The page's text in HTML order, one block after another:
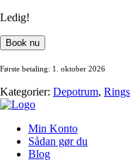
Ledig!
Depotrum
nr.
02-
antal
Book nu
Første betaling: 1. oktober 2026
Kategorier: Depotrum,
Min Konto
Sådan gør du
Blog